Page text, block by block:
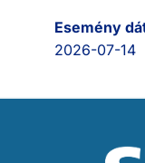
Esemény
2026-07-14